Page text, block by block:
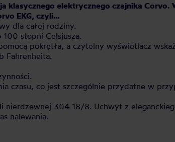
klasycznego elektrycznego czajnika Corvo.
EKG, czyli...
dla całej rodziny.
stopni Celsjusza.
pokrętła, a czytelny wyświetlacz
Fahrenheita.
czasu, co jest szczególnie przydatne w
nierdzewnej 304 18/8. Uchwyt z
nalewania.